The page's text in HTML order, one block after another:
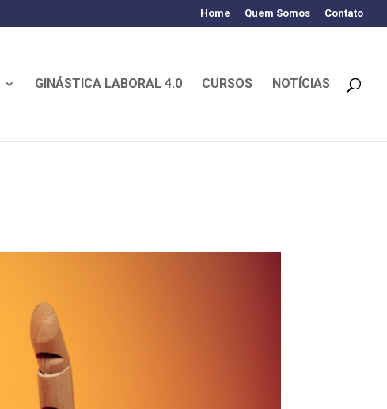
Home Quem Somos Contato
GINÁSTICA LABORAL 4.0 CURSOS NOTÍCIAS